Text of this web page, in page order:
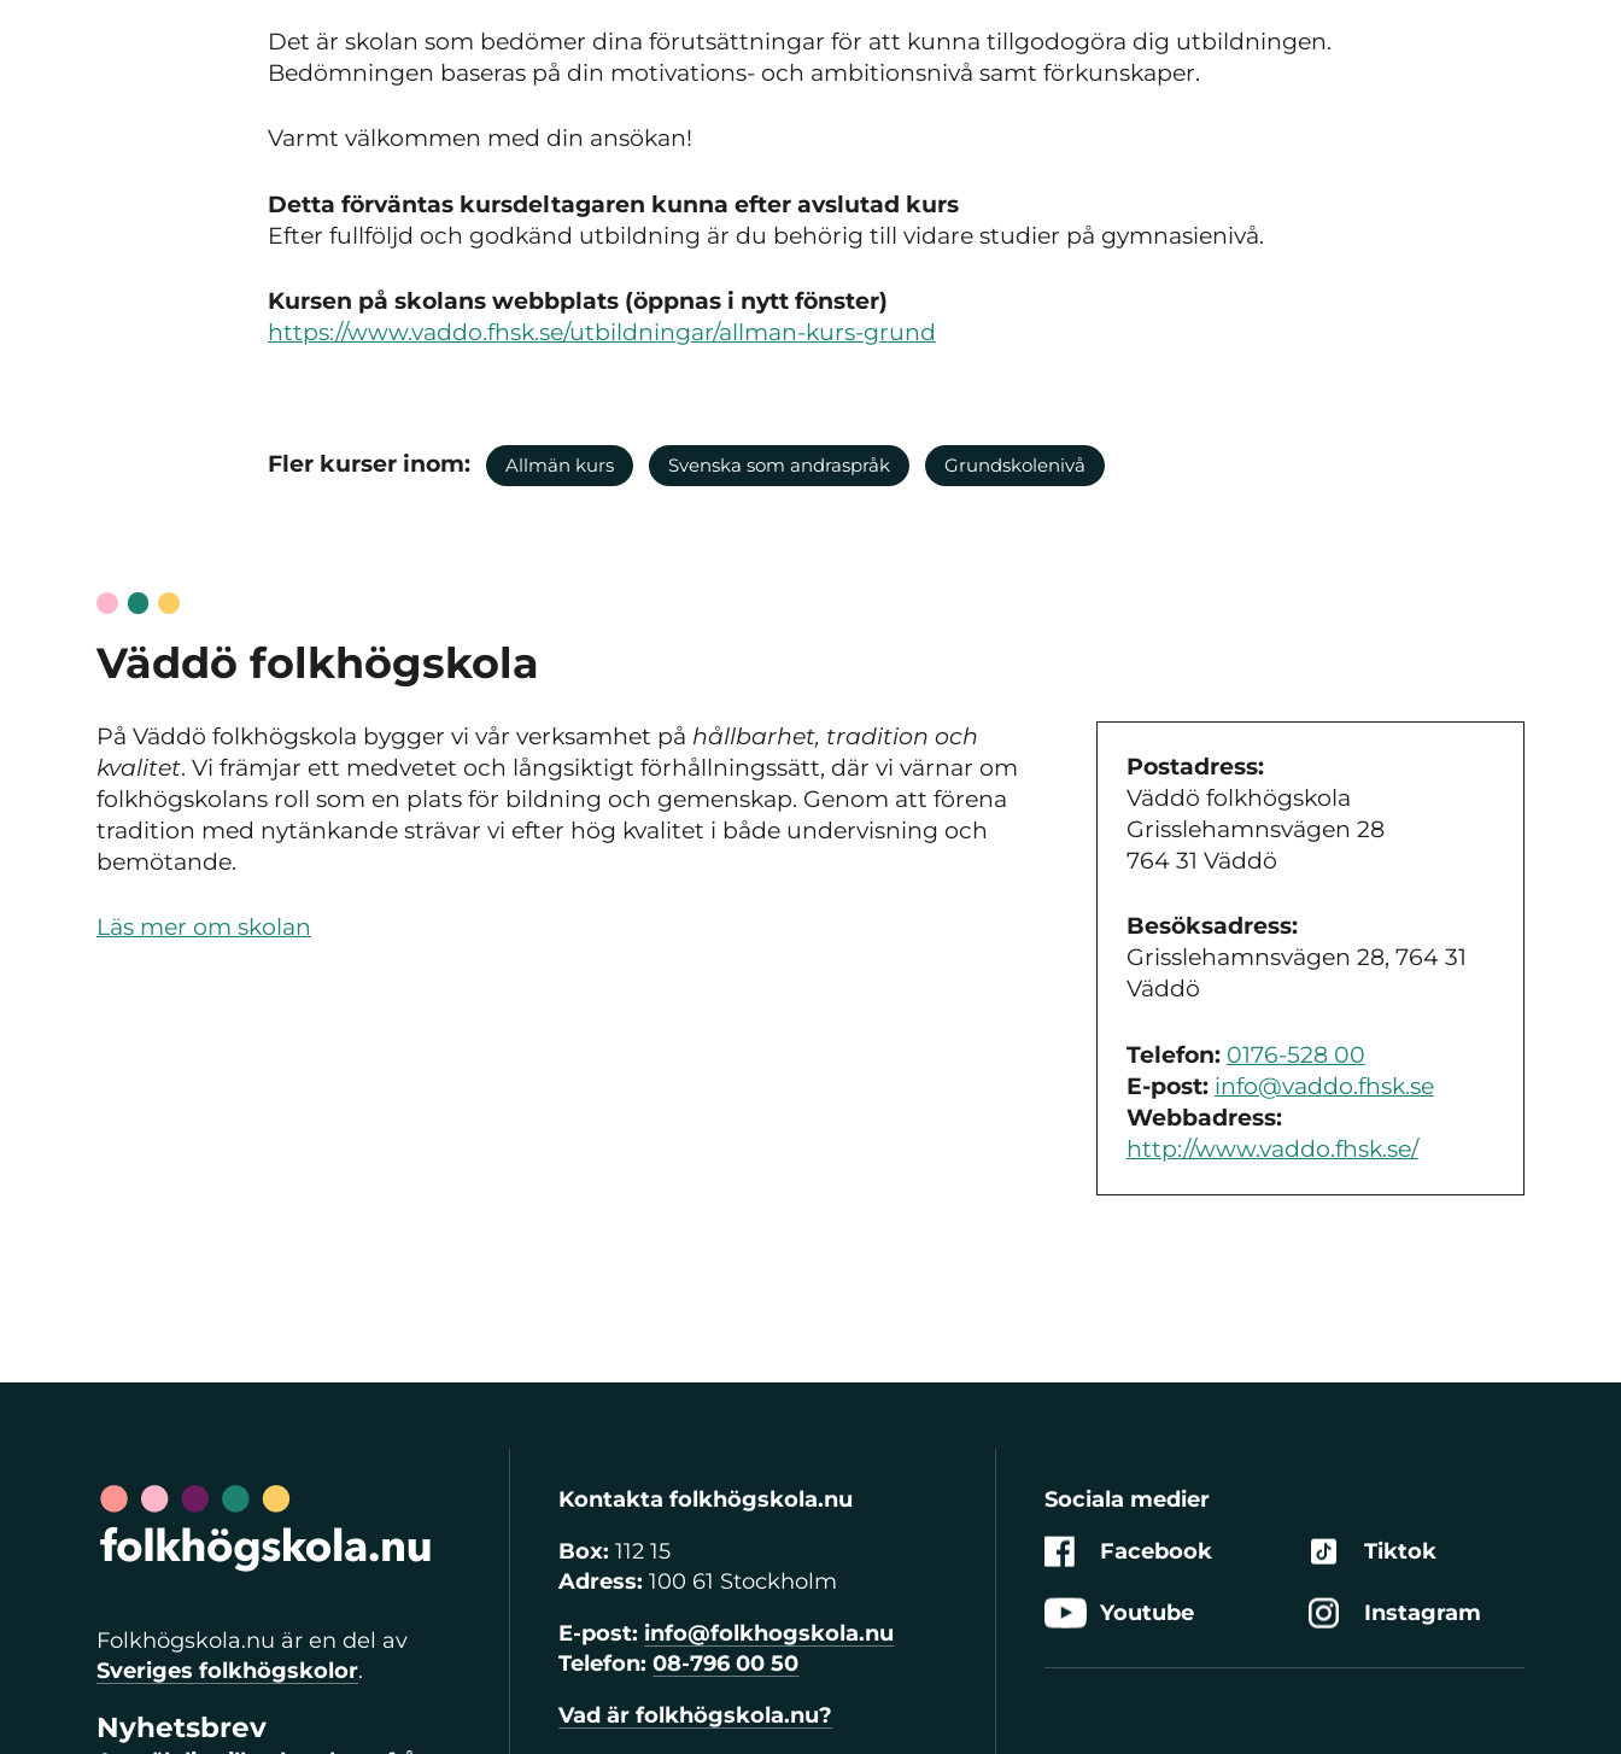
Det är skolan som bedömer dina förutsättningar för att kunna tillgodogöra dig utbildningen.
Bedömningen baseras på din motivations- och ambitionsnivå samt förkunskaper.
Varmt välkommen med din ansökan!
Detta förväntas kursdeltagaren kunna efter avslutad kurs
Efter fullföljd och godkänd utbildning är du behörig till vidare studier på gymnasienivå.
Kursen på skolans webbplats (öppnas i nytt fönster)
https://www.vaddo.fhsk.se/utbildningar/allman-kurs-grund
Fler kurser inom: Allmän kurs Svenska som andraspråk Grundskolenivå
Väddö folkhögskola
På Väddö folkhögskola bygger vi vår verksamhet på hållbarhet, tradition och
kvalitet. Vi främjar ett medvetet och långsiktigt förhållningssätt, där vi värnar om
folkhögskolans roll som en plats för bildning och gemenskap. Genom att förena
tradition med nytänkande strävar vi efter hög kvalitet i både undervisning och
bemötande.
Läs mer om skolan
Postadress:
Väddö folkhögskola
Grisslehamnsvägen 28
764 31 Väddö
Besöksadress:
Grisslehamnsvägen 28, 764 31
Väddö
Telefon: 0176-528 00
E-post: info@vaddo.fhsk.se
Webbadress:
http://www.vaddo.fhsk.se/
Folkhögskola.nu är en del av
Sveriges folkhögskolor.
Nyhetsbrev
Kontakta folkhögskola.nu
Box:112 15
Adress: 100 61 Stockholm
E-post: info@folkhogskola.nu
Telefon: 08-796 00 50
Vad är folkhögskola.nu?
Sociala medier
Facebook
Youtube
Tiktok
Instagram